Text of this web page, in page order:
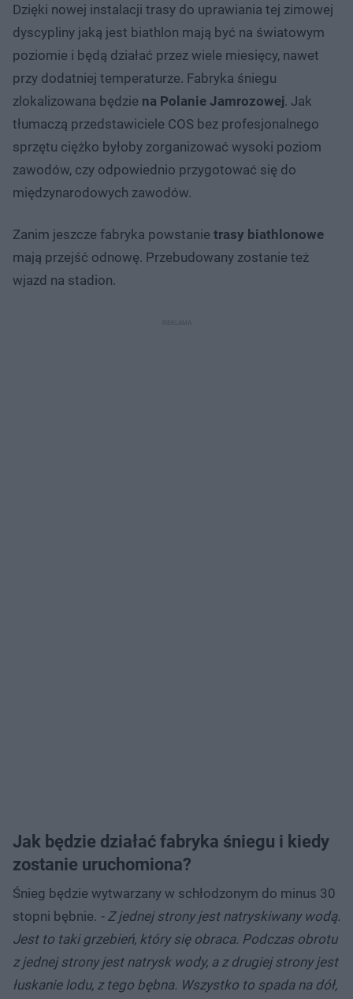
Dzięki nowej instalacji trasy do uprawiania tej zimowej
dyscypliny jaką jest biathlon mają być na światowym
poziomie i będą działać przez wiele miesięcy, nawet
przy dodatniej temperaturze. Fabryka śniegu
zlokalizowana będzie na Polanie Jamrozowej. Jak
tłumaczą przedstawiciele COS bez profesjonalnego
sprzętu ciężko byłoby zorganizować wysoki poziom
zawodów, czy odpowiednio przygotować się do
międzynarodowych zawodów.
Zanim jeszcze fabryka powstanie trasy biathlonowe
mają przejść odnowę. Przebudowany zostanie też
wjazd na stadion.
Jak będzie działać fabryka śniegu i kiedy
zostanie uruchomiona?
Śnieg będzie wytwarzany w schłodzonym do minus 30
stopni bębnie. - Z jednej strony jest natryskiwany wodą.
Jest to taki grzebień, który się obraca. Podczas obrotu
z jednej strony jest natrysk wody, a z drugiej strony jest
łuskanie lodu, z tego bębna. Wszystko to spada na dół,